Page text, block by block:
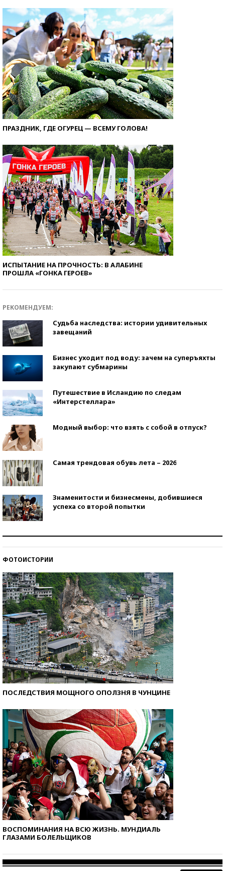
ПРАЗДНИК, ГДЕ ОГУРЕЦ — ВСЕМУ ГОЛОВА!
ИСПЫТАНИЕ НА ПРОЧНОСТЬ: В АЛАБИНЕ
ПРОШЛА «ГОНКА ГЕРОЕВ»
РЕКОМЕНДУЕМ:
Судьба наследства: истории удивительных
завещаний
Бизнес уходит под воду: зачем на суперъяхты
закупают субмарины
Путешествие в Исландию по следам
«Интерстеллара»
Модный выбор: что взять с собой в отпуск?
Самая трендовая обувь лета – 2026
Знаменитости и бизнесмены, добившиеся
успеха со второй попытки
ФОТОИСТОРИИ
ПОСЛЕДСТВИЯ МОЩНОГО ОПОЛЗНЯ В ЧУНЦИНЕ
ВОСПОМИНАНИЯ НА ВСЮ ЖИЗНЬ. МУНДИАЛЬ
ГЛАЗАМИ БОЛЕЛЬЩИКОВ